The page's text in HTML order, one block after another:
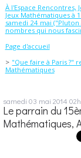
À l'Espace
Jeux Mathématiques à
samedi 24 mai
nombres qui nous
Page d'accueil
"Que faire à Paris ?"
Mathématiques
samedi 03 mai 2014
Le parrain du
Mathématiques,